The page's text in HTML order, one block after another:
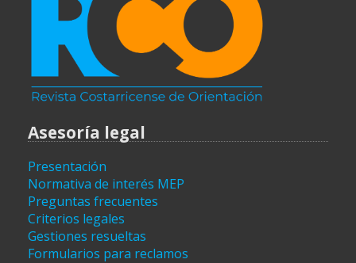
Asesoría legal
Presentación
Normativa de interés MEP
Preguntas frecuentes
Criterios legales
Gestiones resueltas
Formularios para reclamos